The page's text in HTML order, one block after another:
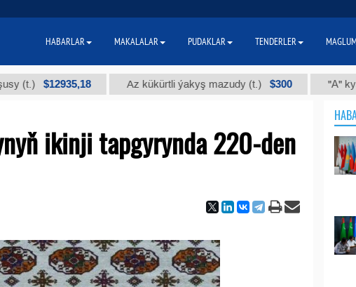
$12935,18 Az kükürtli ýakyş mazudy (t.) $300 "А" kysymly
ikinji tapgyrynda 220-den
HABARLAR MAKALALAR PUDAKLAR TENDERLER